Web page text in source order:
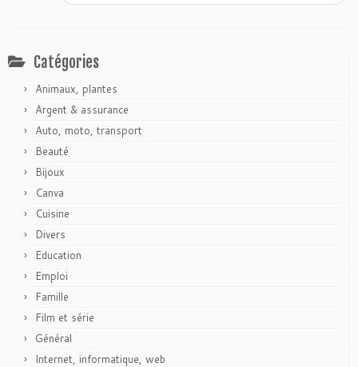
Catégories
Animaux, plantes
Argent & assurance
Auto, moto, transport
Beauté
Bijoux
Canva
Cuisine
Divers
Education
Emploi
Famille
Film et série
Général
Internet, informatique, web